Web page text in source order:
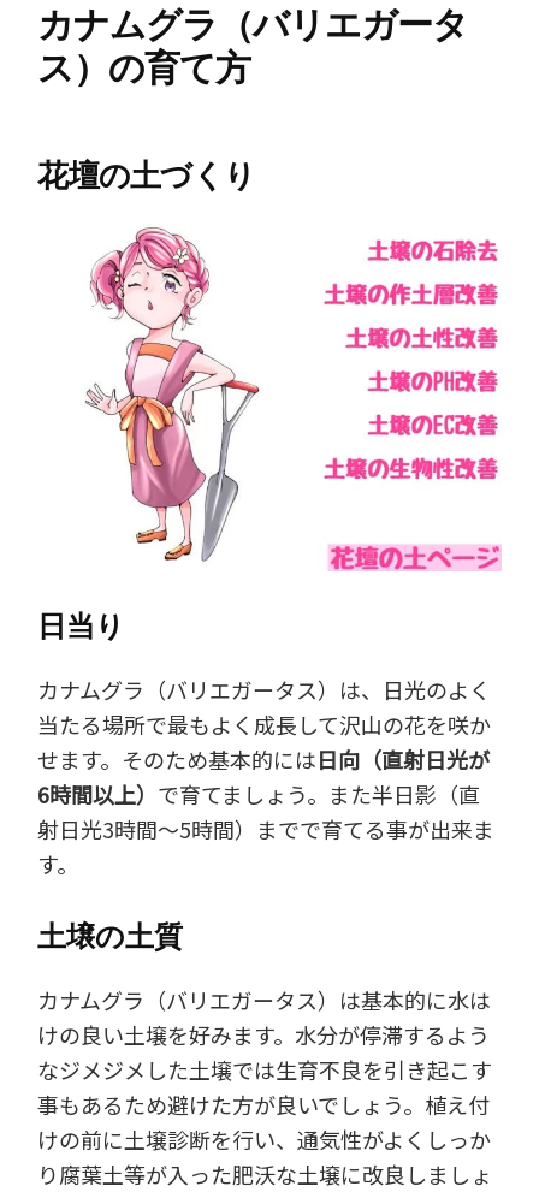
カナムグラ（バリエガータ
ス）の育て方
花壇の土づくり
日当り
カナムグラ（バリエガータス）は、日光のよく
当たる場所で最もよく成長して沢山の花を咲か
せます。そのため基本的には日向（直射日光が
6時間以上） で育てましょう。また半日影（直
射日光3時間～5時間）までで育てる事が出来ま
す。
土壌の土質
カナムグラ（バリエガータス）は基本的に水は
けの良い土壌を好みます。水分が停滞するよう
なジメジメした土壌では生育不良を引き起こす
事もあるため避けた方が良いでしょう。植え付
けの前に土壌診断を行い、通気性がよくしっか
り腐葉土等が入った肥沃な土壌に改良しましょ